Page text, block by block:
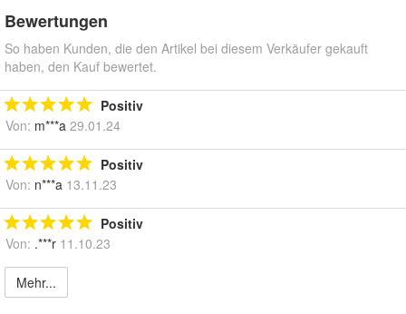
Bewertungen
So haben Kunden, die den Artikel bei diesem Verkäufer gekauft
haben, den Kauf bewertet.
Positiv
Von: m***a 29.01.24
Positiv
Von: n***a 13.11.23
Positiv
Von: .***r 11.10.23
Mehr...